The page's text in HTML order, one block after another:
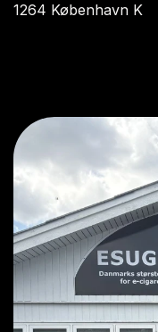
1264 København K